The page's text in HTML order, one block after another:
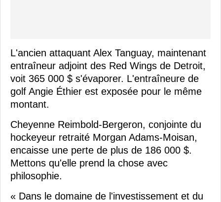
L'ancien attaquant Alex Tanguay, maintenant
entraîneur adjoint des Red Wings de Detroit,
voit 365 000 $ s'évaporer. L'entraîneure de
golf Angie Éthier est exposée pour le même
montant.
Cheyenne Reimbold-Bergeron, conjointe du
hockeyeur retraité Morgan Adams-Moisan,
encaisse une perte de plus de 186 000 $.
Mettons qu'elle prend la chose avec
philosophie.
« Dans le domaine de l'investissement et du